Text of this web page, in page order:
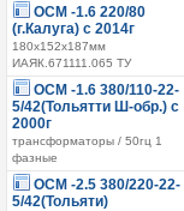
ОСМ -1.6 220/80
(г.Калуга) с 2014г
180х152х187мм
ИАЯК.671111.065 ТУ
ОСМ -1.6 380/110-22-
5/42(Тольятти Ш-обр.) с
2000г
трансформаторы / 50гц 1
фазные
ОСМ -2.5 380/220-22-
5/42(Тольяти)